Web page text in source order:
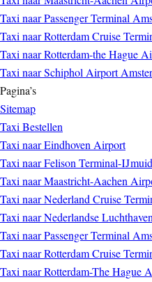
Taxi naar Passenger Terminal
Taxi naar Rotterdam Cruise
Taxi naar Rotterdam-the Hague
Taxi naar Schiphol Airport
Pagina’s
Sitemap
Taxi Bestellen
Taxi naar Eindhoven Airport
Taxi naar Felison Terminal-
Taxi naar Maastricht-Aachen
Taxi naar Nederland Cruise
Taxi naar Nederlandse
Taxi naar Passenger Terminal
Taxi naar Rotterdam Cruise
Taxi naar Rotterdam-The Hague